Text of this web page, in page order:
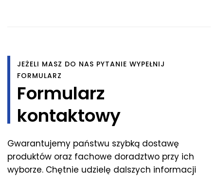
JEŻELI MASZ DO NAS PYTANIE WYPEŁNIJ
FORMULARZ
Formularz
kontaktowy
Gwarantujemy państwu szybką dostawę
produktów oraz fachowe doradztwo przy ich
wyborze. Chętnie udzielę dalszych informacji